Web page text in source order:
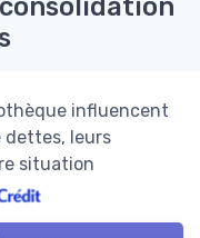
influencent
dettes, leurs
situation